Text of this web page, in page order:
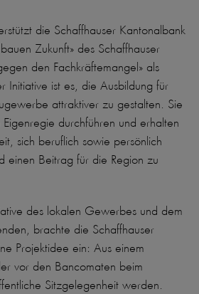
die Schaffhauser Kantonalbank
Zukunft» des Schaffhauser
den Fachkräftemangel» als
Initiative ist es, die Ausbildung für
attraktiver zu gestalten. Sie
durchführen und erhalten
sich beruflich sowie persönlich
einen Beitrag für die Region zu
des lokalen Gewerbes und dem
brachte die Schaffhauser
Projektidee ein: Aus einem
vor den Bancomaten beim
Sitzgelegenheit werden.